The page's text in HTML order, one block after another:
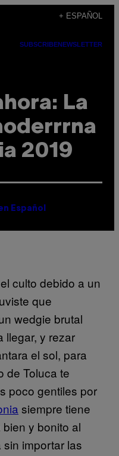
+ ESPAÑOL
SUBSCRIBENEWSLETTER
La
2019
Español
culto debido a un
que
wedgie brutal
llegar, y rezar
el sol, para
de Toluca te
poco gentiles por
siempre tiene
y bonito al
importar las